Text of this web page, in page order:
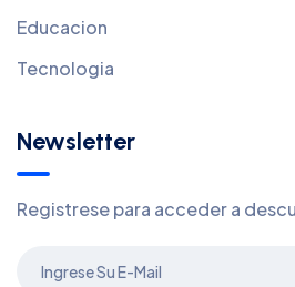
Educacion
Tecnologia
Newsletter
Registrese para acceder a